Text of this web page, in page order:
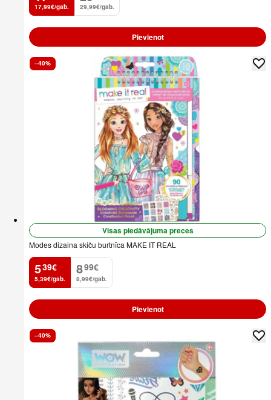
17,99€/gab. 29,99€/gab.
Pievienot
–40%
Visas piedāvājuma preces
Modes dizaina skiču burtnīca MAKE IT REAL
5
. 39€
5,39€/gab.
8
. 99€
8,99€/gab.
Pievienot
–40%